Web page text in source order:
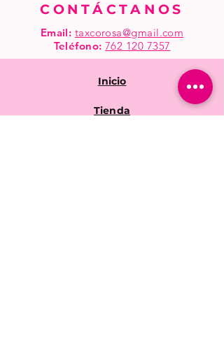
CONTÁCTANOS
Email: taxcorosa@gmail.com
Teléfono:762 120 7357
Inicio
Tienda